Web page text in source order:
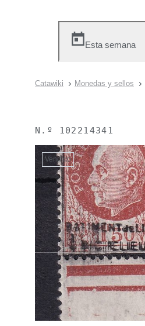
Esta semana
Catawiki Monedas y sellos
N.º 102214341
Vendido